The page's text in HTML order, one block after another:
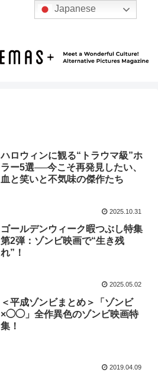
ハロウィンに観る“トラウマ級”ホ
ラー5選──今こそ再発見したい、
血と笑いと不気味の傑作たち
2025.10.31
ゴールデンウィーク暇つぶし特集
第2弾：ゾンビ映画で“生き残
れ”！
2025.05.02
＜平成ゾンビまとめ＞「ゾンビ
×◯◯」全作異色のゾンビ映画特
集！
2019.04.09
Japanese